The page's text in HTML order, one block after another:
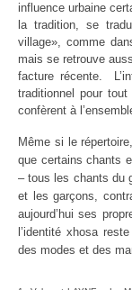
influence urbaine
la tradition, se
village», comme
mais se retrouve
facture récente.
traditionnel pour
confèrent à
Même si le
que certains chants
– tous les chants du
et les garçons,
aujourd’hui ses
l’identité xhosa
des modes et des